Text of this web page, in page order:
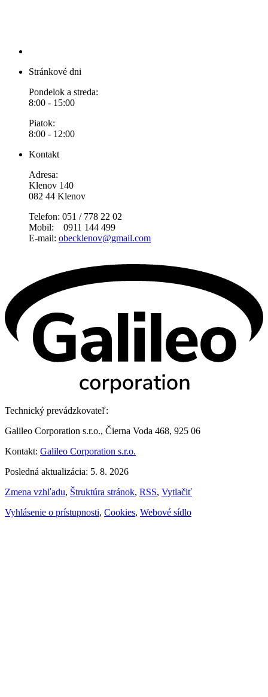
Stránkové dni
Pondelok a streda:
8:00 - 15:00
Piatok:
8:00 - 12:00
Kontakt
Adresa:
Klenov 140
082 44 Klenov
Telefon: 051 / 778 22 02
Mobil: 0911 144 499
E-mail: obecklenov@gmail.com
Technický prevádzkovateľ:
Galileo Corporation s.r.o., Čierna Voda 468, 925 06
Kontakt: Galileo Corporation s.r.o.
Posledná aktualizácia: 5. 8. 2026
Zmena vzhľadu, Štruktúra stránok, RSS, Vytlačiť
Vyhlásenie o prístupnosti, Cookies, Webové sídlo